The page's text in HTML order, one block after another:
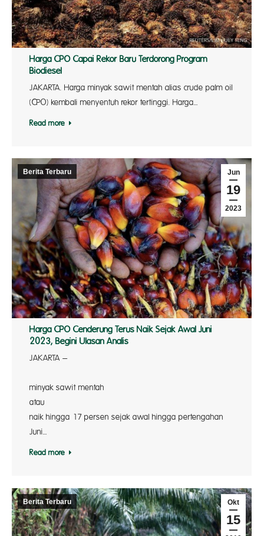
Harga CPO Capai Rekor Baru Terdorong Program
Biodiesel
JAKARTA. Harga minyak sawit mentah alias crude palm oil
(CPO) kembali menyentuh rekor tertinggi. Harga…
Read more
Jun
19
2023
Berita Terbaru
Harga CPO Cenderung Terus Naik Sejak Awal Juni
2023, Begini Ulasan Analis
JAKARTA –
minyak sawit mentah
atau
naik hingga 17 persen sejak awal hingga pertengahan
Juni…
Read more
Okt
15
Berita Terbaru